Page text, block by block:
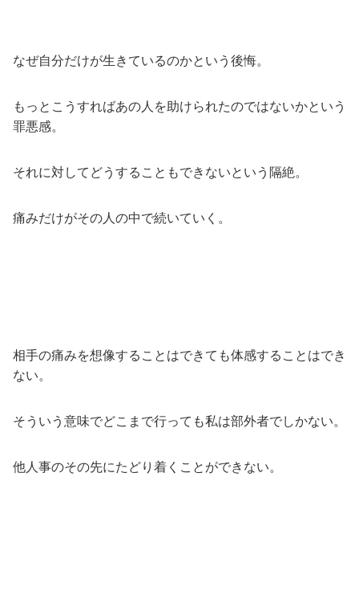
なぜ自分だけが生きているのかという後悔。
もっとこうすればあの人を助けられたのではないかという
罪悪感。
それに対してどうすることもできないという隔絶。
痛みだけがその人の中で続いていく。
相手の痛みを想像することはできても体感することはでき
ない。
そういう意味でどこまで行っても私は部外者でしかない。
他人事のその先にたどり着くことができない。